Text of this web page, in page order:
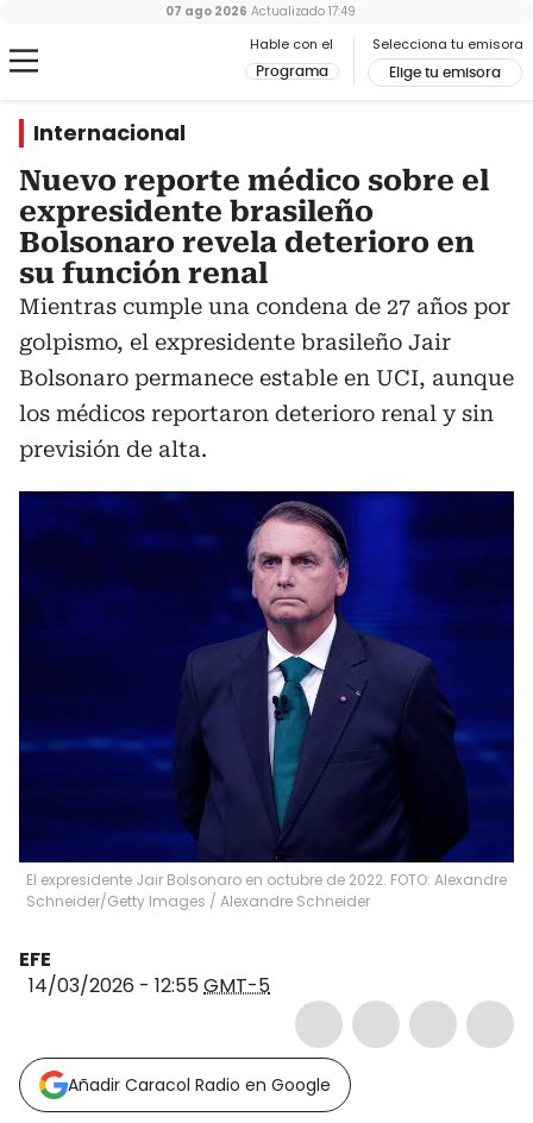
Hable con el
Programa
Selecciona tu emisora
Elige tu emisora
07 ago 2026 Actualizado 17:49
Internacional
Nuevo reporte médico sobre el
expresidente brasileño
Bolsonaro revela deterioro en
su función renal
Mientras cumple una condena de 27 años por
golpismo, el expresidente brasileño Jair
Bolsonaro permanece estable en UCI, aunque
los médicos reportaron deterioro renal y sin
previsión de alta.
El expresidente Jair Bolsonaro en octubre de 2022. FOTO: Alexandre
Schneider/Getty Images / Alexandre Schneider
EFE
14/03/2026 - 12:55GMT-5
Añadir Caracol Radio en Google